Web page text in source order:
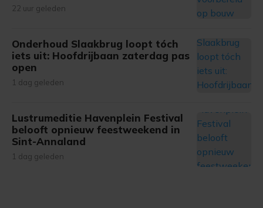
22 uur geleden
Onderhoud Slaakbrug loopt tóch
iets uit: Hoofdrijbaan zaterdag pas
open
1 dag geleden
Lustrumeditie Havenplein Festival
belooft opnieuw feestweekend in
Sint-Annaland
1 dag geleden